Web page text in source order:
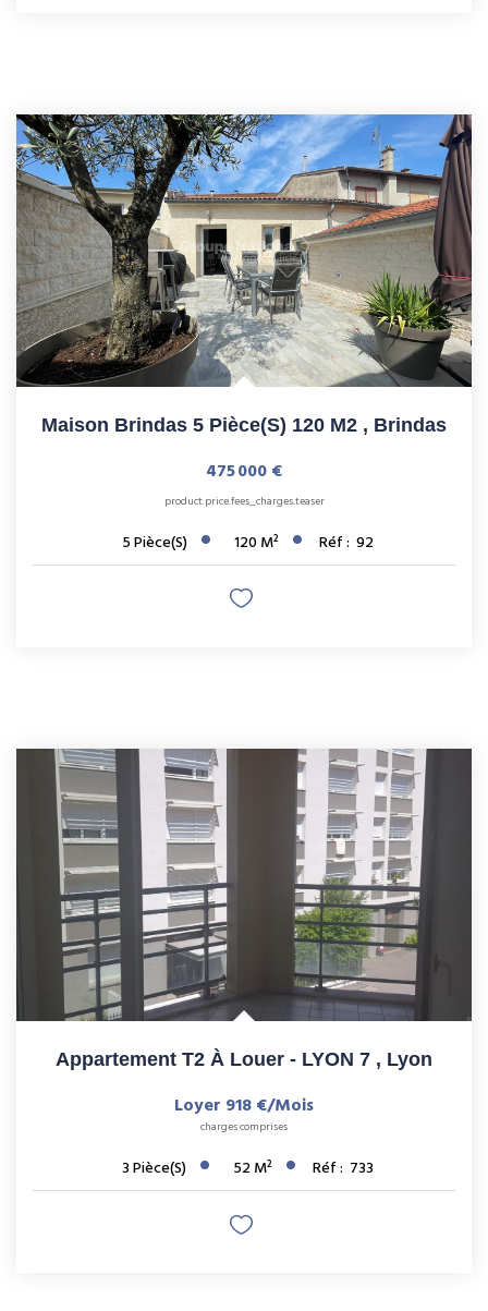
Maison Brindas 5 Pièce(s) 120 M2 , Brindas
475 000 €
product.price.fees_charges.teaser
5Pièce(s) 120 M² Réf : 92
Appartement T2 À Louer - LYON 7 , Lyon
Loyer 918 €/mois
charges comprises
3Pièce(s) 52M² Réf : 733